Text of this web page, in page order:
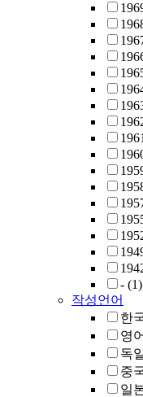
1961
- (1)
작성언어
한
영어
독
중
일